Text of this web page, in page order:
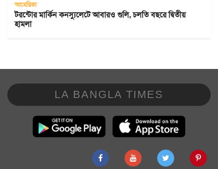
আমেরিকা
টরন্টোর মার্কিন কনস্যুলেটে আবারও গুলি, চলতি বছরে দ্বিতীয়
হামলা
LA BANGLA TIMES